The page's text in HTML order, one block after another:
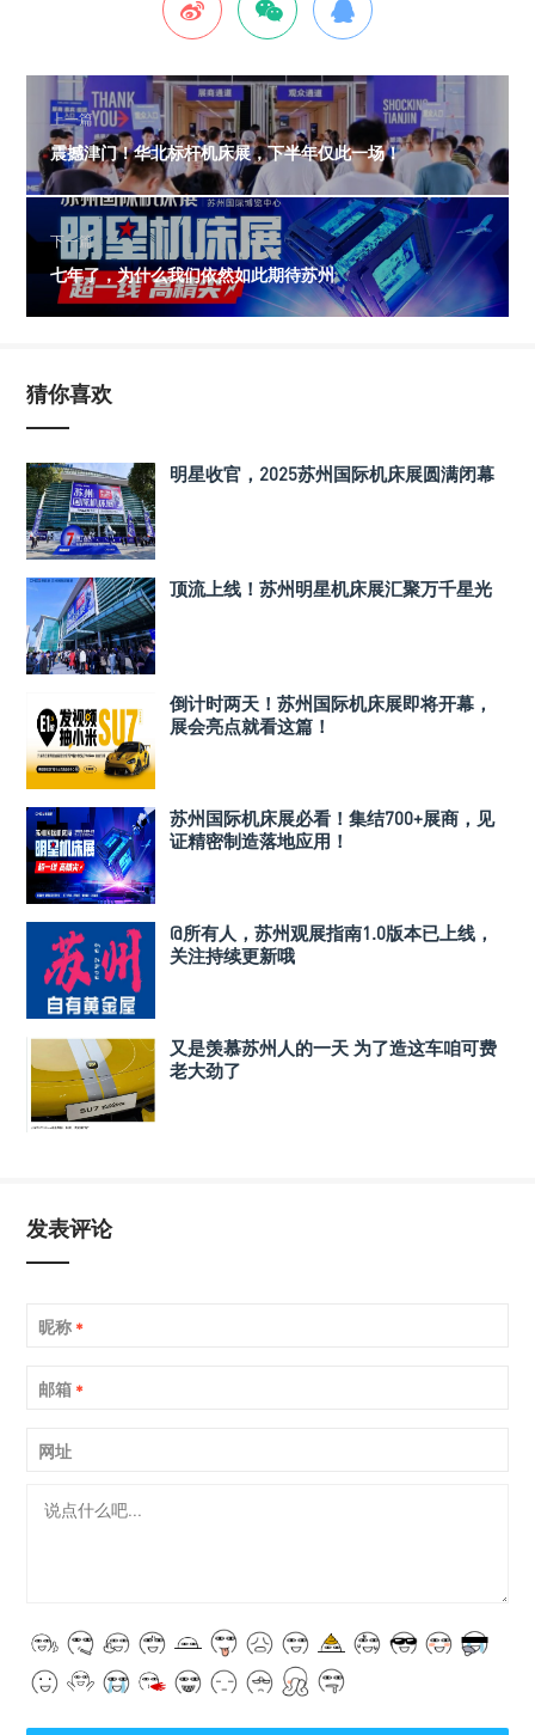
上一篇
震撼津门！华北标杆机床展，下半年仅此一场！
下一篇
七年了，为什么我们依然如此期待苏州
猜你喜欢
明星收官，2025苏州国际机床展圆满闭幕
顶流上线！苏州明星机床展汇聚万千星光
倒计时两天！苏州国际机床展即将开幕，
展会亮点就看这篇！
苏州国际机床展必看！集结700+展商，见
证精密制造落地应用！
@所有人，苏州观展指南1.0版本已上线，
关注持续更新哦
又是羡慕苏州人的一天 为了造这车咱可费
老大劲了
发表评论
昵称 *
邮箱 *
网址